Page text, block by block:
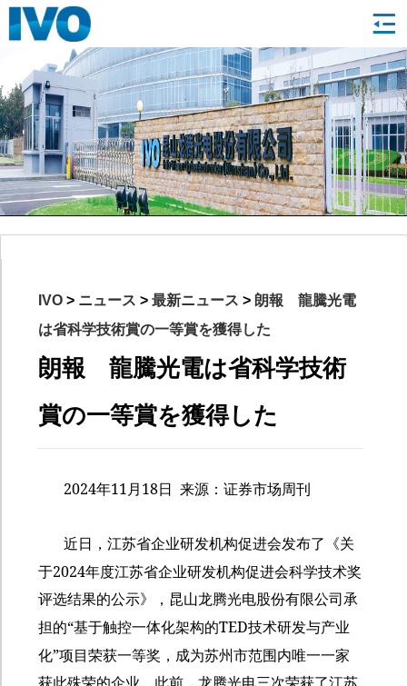
IVO > ニュース > 最新ニュース > 朗報 龍騰光電
は省科学技術賞の一等賞を獲得した
朗報 龍騰光電は省科学技術
賞の一等賞を獲得した
2024年11 月 18日 来源：证券市场周刊
近日，江苏省企业研发机构促进会发布了《关
于2024年度江苏省企业研发机构促进会科学技术奖
评选结果的公示》，昆山龙腾光电股份有限公司承
担的“基于触控一体化架构的TED技术研发与产业
化”项目荣获一等奖，成为苏州市范围内唯一一家
获此殊荣的企业。此前，龙腾光电三次荣获了江苏